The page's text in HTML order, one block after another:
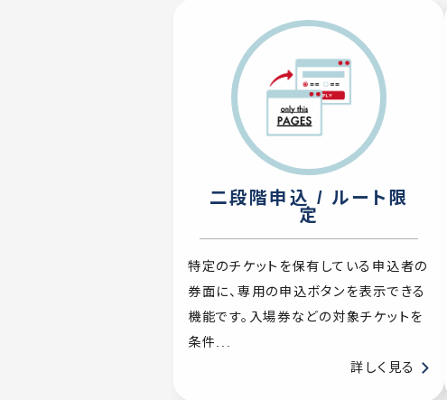
二段階申込 / ルート限
定
特定のチケットを保有している申込者の
券面に、専用の申込ボタンを表示できる
機能です。入場券などの対象チケットを
条件...
詳しく見る